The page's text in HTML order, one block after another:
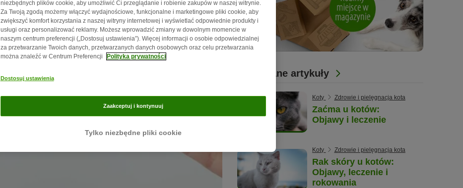
Powiązane artykuły
Koty Zdrowie i pielęgnacja kota
Zaćma u kotów:
Objawy i leczenie
Koty Zdrowie i pielęgnacja kota
Rak skóry u kotów:
Objawy, leczenie i
rokowania
niezbędnych plików cookie, aby umożliwić Ci przeglądanie i robienie zakupów w naszej witrynie.
Za Twoją zgodą możemy włączyć wydajnościowe, funkcjonalne i marketingowe pliki cookie, aby
zwiększyć komfort korzystania z naszej witryny internetowej i wyświetlać odpowiednie produkty i
usługi oraz personalizować reklamy. Możesz wprowadzić zmiany w dowolnym momencie w
naszym centrum preferencji („Dostosuj ustawienia”). Więcej informacji o osobie odpowiedzialnej
za przetwarzanie Twoich danych, przetwarzanych danych osobowych oraz celu przetwarzania
można znaleźć w Centrum Preferencji
Polityka prywatności
Dostosuj ustawienia
Tylko niezbędne pliki cookie
Zaakceptuj i kontynuuj